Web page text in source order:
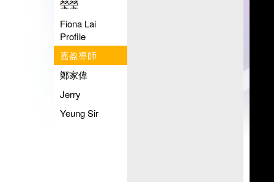
瑩瑩
Fiona Lai
Profile
嘉盈導師
鄭家偉
Jerry
Yeung Sir